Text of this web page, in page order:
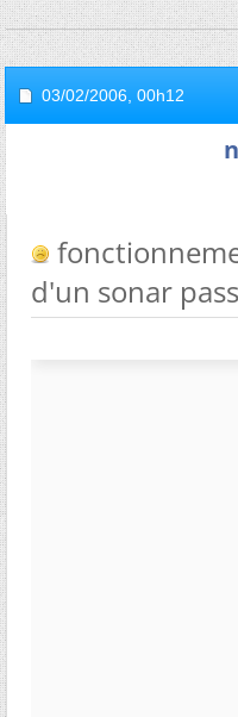
03/02/2006, 00h12
d'un sonar